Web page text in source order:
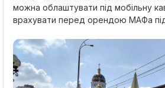
можна облаштувати під мобільну
врахувати перед орендою МАФа